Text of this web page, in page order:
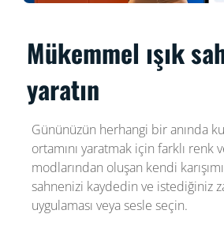
Mükemmel ışık
yaratın
Gününüzün herhangi bir anında
ortamını yaratmak için farklı renk
modlarından oluşan kendi
sahnenizi kaydedin ve istediğiniz
uygulaması veya sesle seçin.